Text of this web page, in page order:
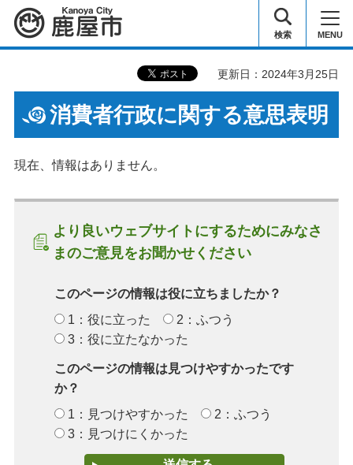
鹿屋市 検索 MENU
更新日：2024年3月25日
消費者行政に関する意思表明
現在、情報はありません。
より良いウェブサイトにするためにみなさ
まのご意見をお聞かせください
このページの情報は役に立ちましたか？
1：役に立った
2：ふつう
3：役に立たなかった
このページの情報は見つけやすかったです
か？
1：見つけやすかった
2：ふつう
3：見つけにくかった